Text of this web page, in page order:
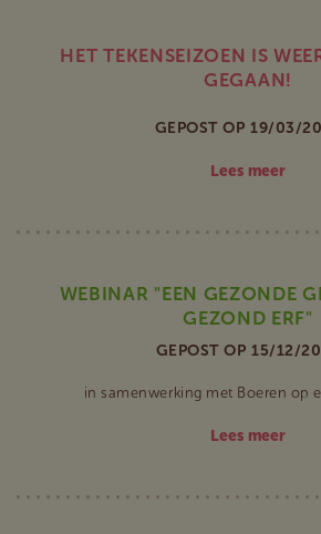
HET TEKENSEIZOEN IS
GEGAAN!
GEPOST OP 19/03/
Lees meer
WEBINAR "EEN GEZONDE
GEZOND ERF"
GEPOST OP 15/12/
in samenwerking met Boeren op
Lees meer